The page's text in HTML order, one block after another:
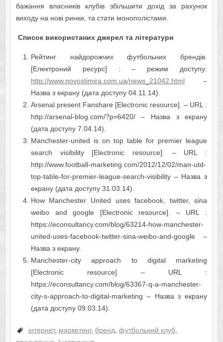
бажання власників клубів збільшити дохід за рахунок
виходу на нові ринки, та стати монополістами.
Список використаних джерел та літератури
Рейтинг найдорожчих футбольних брендів.
[Електроний ресурс] : – режим доступу:
http://www.novostimira.com.ua/news_21042.html–
Назва з екрану (дата доступу 04.11.14).
Arsenal present Fanshare [Electronic resource]. – URL :
http://arsenal-blog.com/?p=6420/ – Назва з екрану
(дата доступу 7.04.14).
Manchester-united is on top table for premier league
search visibility [Electronic resource]. – URL :
http://www.football-marketing.com/2012/12/02/man-utd-
top-table-for-premier-league-search-visibility – Назва з
екрану (дата доступу 31.03.14).
How Manchester United uses facebook, twitter, sina
weibo and google [Electronic resource]. – URL :
https://econsultancy.com/blog/63214-how-manchester-
united-uses-facebook-twitter-sina-weibo-and-google –
Назва з екрану.
Мanchester-city approach to digital marketing
[Electronic resource] – URL :
https://econsultancy.com/blog/63367-q-a-manchester-
city-s-approach-to-digital-marketing – Назва з екрану
(дата доступу 09.03.14).
інтернет, маркетинг, бренд, футбольний клуб,